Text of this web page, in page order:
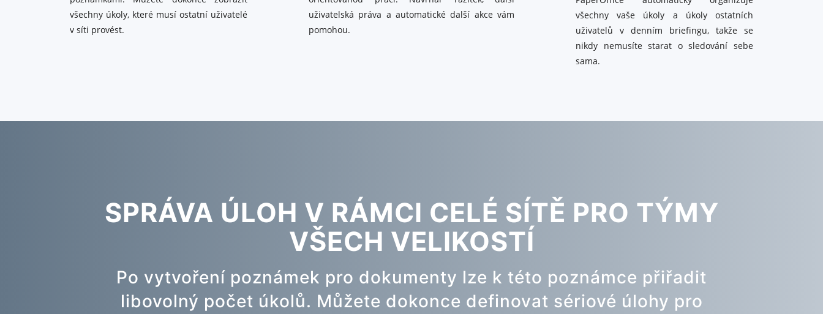
všechny úkoly, které musí ostatní uživatelé
v síti provést.
uživatelská práva a automatické další akce vám
pomohou.
všechny vaše úkoly a úkoly ostatních
uživatelů v denním briefingu, takže se
nikdy nemusíte starat o sledování sebe
sama.
SPRÁVA ÚLOH V RÁMCI CELÉ SÍTĚ PRO TÝMY
VŠECH VELIKOSTÍ
Po vytvoření poznámek pro dokumenty lze k této poznámce přiřadit
libovolný počet úkolů. Můžete dokonce definovat sériové úlohy pro